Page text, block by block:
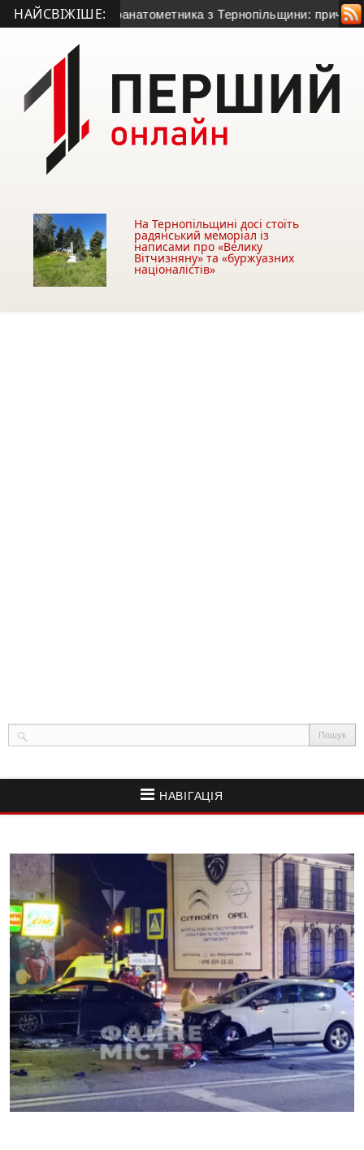
НАЙСВІЖІШЕ:
річного гранатометника з Тернопільщини: причина смерті
На Тернопільщині досі стоїть
радянський меморіал із
написами про «Велику
Вітчизняну» та «буржуазних
націоналістів»
НАВІГАЦІЯ